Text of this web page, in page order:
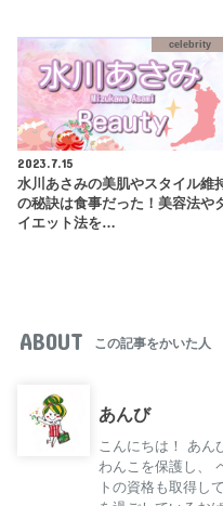
celebrity
2023.7.15
水川あさみの美肌やスタイル維
の秘訣は食事だった！美容法や
イエット法を…
ABOUT この記事をかいた人
あんび
こんにちは！ あん
わんこを保護し、
トの資格も取得し